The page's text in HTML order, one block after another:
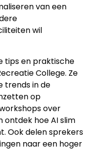
van een
wil
tips en praktische
College. Ze
trends in de
op
over
ontdek hoe AI slim
Ook delen sprekers
naar een hoger